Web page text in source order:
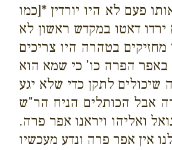
פעם לא היו יורדין *[כמו
ירדו דאטו במקדש ראשון לא
בטהרה היו צריכים
באפר הפרה כו' כי שמא הוא
לתקן כדי שלא יגע
אבל הכותלים הניח הר"ש
ואליהו ויראנו אפר פרה.
אין אפר פרה ונדע מעכשיו